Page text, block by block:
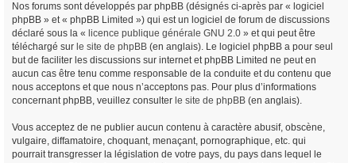
Nos forums sont développés par phpBB (désignés ci-après par « logiciel
phpBB » et « phpBB Limited ») qui est un logiciel de forum de discussions
déclaré sous la « licence publique générale GNU 2.0 » et qui peut être
téléchargé sur le site de phpBB (en anglais). Le logiciel phpBB a pour seul
but de faciliter les discussions sur internet et phpBB Limited ne peut en
aucun cas être tenu comme responsable de la conduite et du contenu que
nous acceptons et que nous n’acceptons pas. Pour plus d’informations
concernant phpBB, veuillez consulter le site de phpBB (en anglais).
Vous acceptez de ne publier aucun contenu à caractère abusif, obscène,
vulgaire, diffamatoire, choquant, menaçant, pornographique, etc. qui
pourrait transgresser la législation de votre pays, du pays dans lequel le